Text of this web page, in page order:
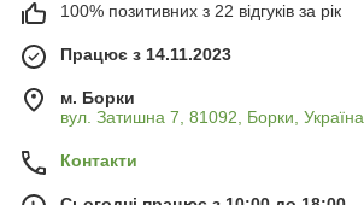
100% позитивних з 22 відгуків за рік
Працює з 14.11.2023
м. Борки
вул. Затишна 7, 81092, Борки, Україна
Контакти